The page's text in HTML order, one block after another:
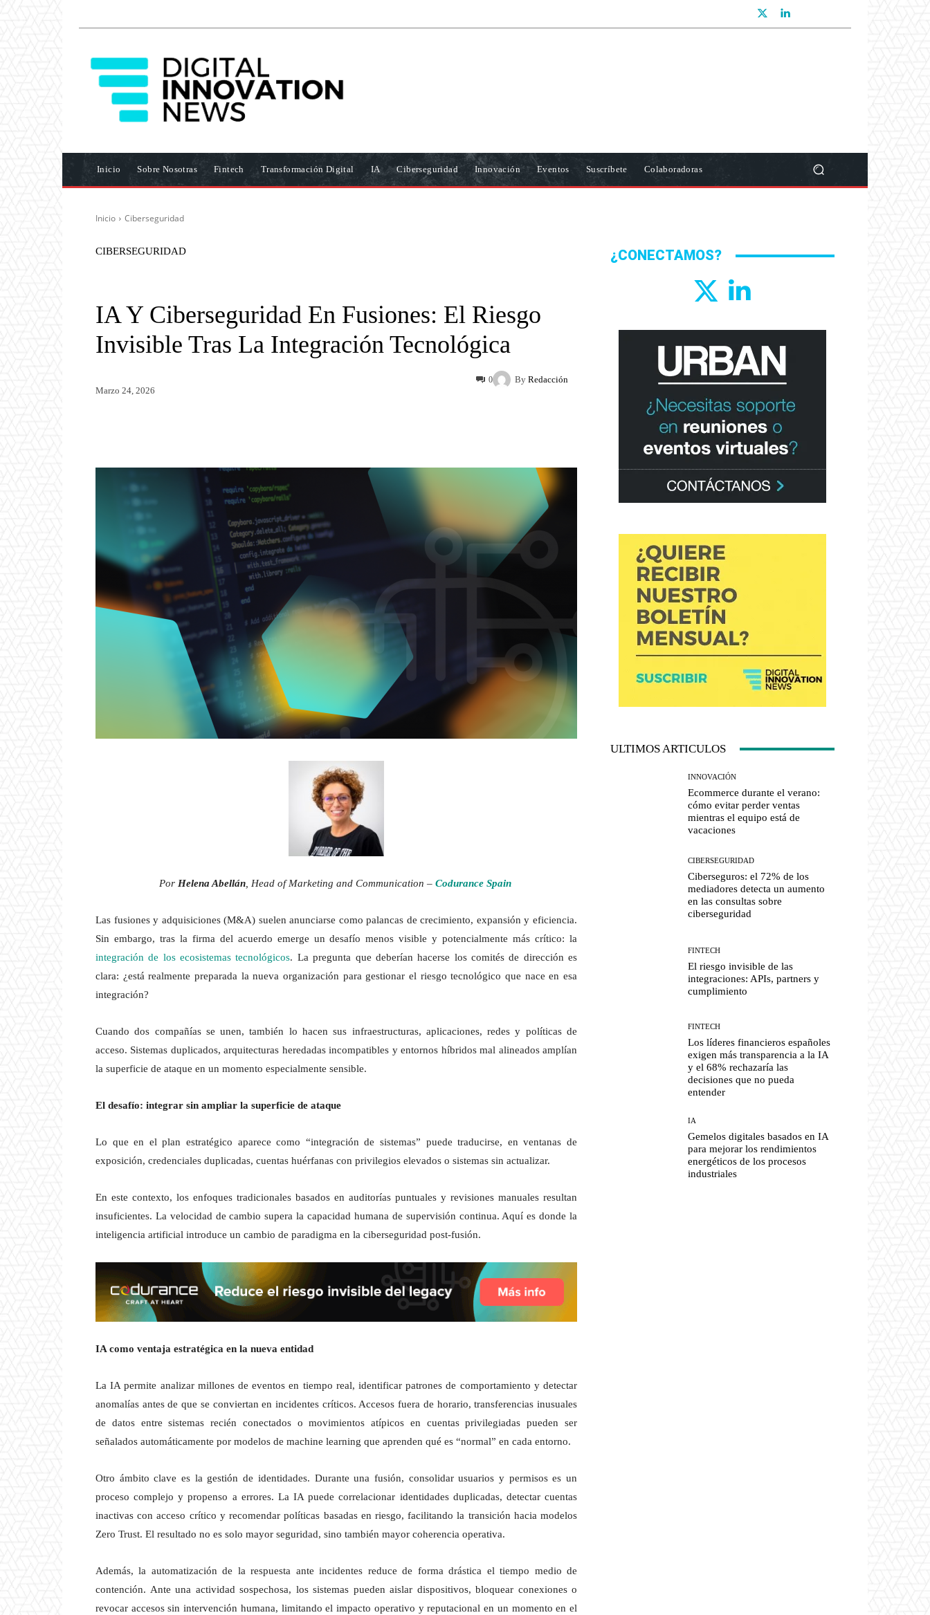
Inicio Sobre Nosotras Fintech Transformación Digital IA Ciberseguridad Innovación Eventos Suscríbete Colaboradoras
Inicio Ciberseguridad
CIBERSEGURIDAD
IA Y Ciberseguridad En Fusiones: El Riesgo
Invisible Tras La Integración Tecnológica
By Redacción
Marzo 24, 2026
0
Por Helena Abellán, Head of Marketing and Communication – Codurance Spain
Las fusiones y adquisiciones (M&A) suelen anunciarse como palancas de crecimiento, expansión y eficiencia.
Sin embargo, tras la firma del acuerdo emerge un desafío menos visible y potencialmente más crítico: la
integración de los ecosistemas tecnológicos. La pregunta que deberían hacerse los comités de dirección es
clara: ¿está realmente preparada la nueva organización para gestionar el riesgo tecnológico que nace en esa
integración?
Cuando dos compañías se unen, también lo hacen sus infraestructuras, aplicaciones, redes y políticas de
acceso. Sistemas duplicados, arquitecturas heredadas incompatibles y entornos híbridos mal alineados amplían
la superficie de ataque en un momento especialmente sensible.
El desafío: integrar sin ampliar la superficie de ataque
Lo que en el plan estratégico aparece como “integración de sistemas” puede traducirse, en ventanas de
exposición, credenciales duplicadas, cuentas huérfanas con privilegios elevados o sistemas sin actualizar.
En este contexto, los enfoques tradicionales basados en auditorías puntuales y revisiones manuales resultan
insuficientes. La velocidad de cambio supera la capacidad humana de supervisión continua. Aquí es donde la
inteligencia artificial introduce un cambio de paradigma en la ciberseguridad post-fusión.
IA como ventaja estratégica en la nueva entidad
La IA permite analizar millones de eventos en tiempo real, identificar patrones de comportamiento y detectar
anomalías antes de que se conviertan en incidentes críticos. Accesos fuera de horario, transferencias inusuales
de datos entre sistemas recién conectados o movimientos atípicos en cuentas privilegiadas pueden ser
señalados automáticamente por modelos de machine learning que aprenden qué es “normal” en cada entorno.
Otro ámbito clave es la gestión de identidades. Durante una fusión, consolidar usuarios y permisos es un
proceso complejo y propenso a errores. La IA puede correlacionar identidades duplicadas, detectar cuentas
inactivas con acceso crítico y recomendar políticas basadas en riesgo, facilitando la transición hacia modelos
Zero Trust. El resultado no es solo mayor seguridad, sino también mayor coherencia operativa.
Además, la automatización de la respuesta ante incidentes reduce de forma drástica el tiempo medio de
contención. Ante una actividad sospechosa, los sistemas pueden aislar dispositivos, bloquear conexiones o
revocar accesos sin intervención humana, limitando el impacto operativo y reputacional en un momento en el
¿CONECTAMOS?
ULTIMOS ARTICULOS
INNOVACIÓN
Ecommerce durante el verano:
cómo evitar perder ventas
mientras el equipo está de
vacaciones
CIBERSEGURIDAD
Ciberseguros: el 72% de los
mediadores detecta un aumento
en las consultas sobre
ciberseguridad
FINTECH
El riesgo invisible de las
integraciones: APIs, partners y
cumplimiento
FINTECH
Los líderes financieros españoles
exigen más transparencia a la IA
y el 68% rechazaría las
decisiones que no pueda
entender
IA
Gemelos digitales basados en IA
para mejorar los rendimientos
energéticos de los procesos
industriales